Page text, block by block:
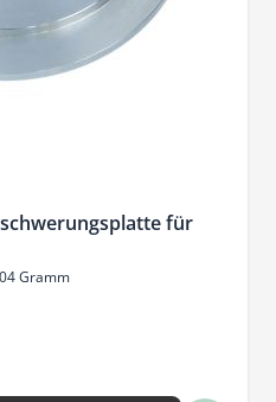
für
Gramm